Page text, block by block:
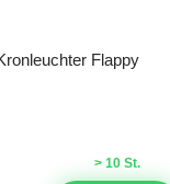
Flappy
> 10 St.